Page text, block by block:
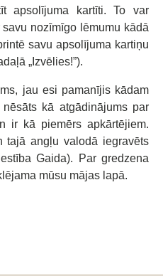
apsolījuma kartīti. To var
nozīmīgo lēmumu kādā
savu apsolījuma kartiņu
„Izvēlies!”).
jau esi pamanījis kādam
kā atgādinājums par
ir kā piemērs apkārtējiem.
tajā angļu valodā iegravēts
Gaida). Par gredzena
mūsu mājas lapā.